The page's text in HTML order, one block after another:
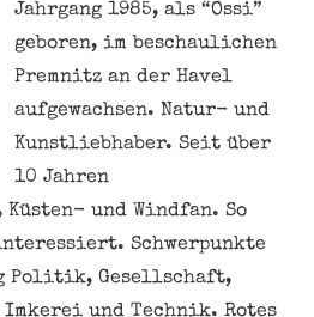
Jahrgang 1985, als “Ossi”
geboren, im beschaulichen
Premnitz an der Havel
aufgewachsen. Natur- und
Kunstliebhaber. Seit über
10 Jahren
Küsten- und Windfan. So
Schwerpunkte
Politik, Gesellschaft,
Imkerei und Technik. Rotes